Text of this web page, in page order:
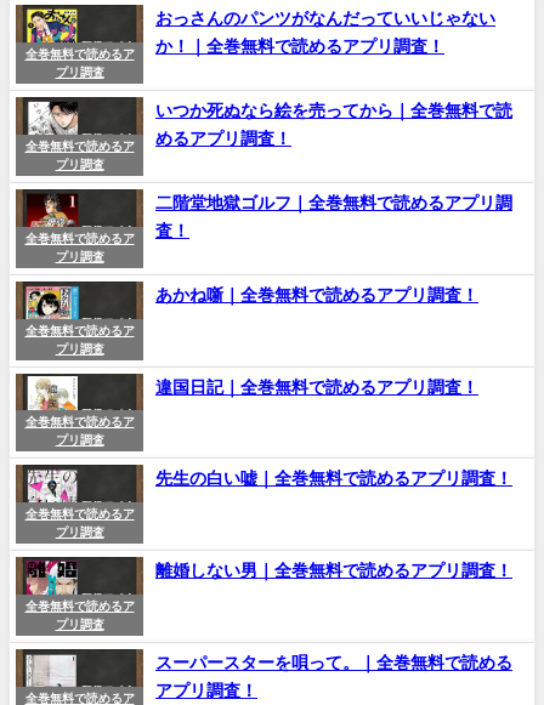
全巻無料で読めるア
プリ調査
おっさんのパンツがなんだっていいじゃない
か！｜全巻無料で読めるアプリ調査！
全巻無料で読めるア
プリ調査
いつか死ぬなら絵を売ってから｜全巻無料で読
めるアプリ調査！
全巻無料で読めるア
プリ調査
二階堂地獄ゴルフ｜全巻無料で読めるアプリ調
査！
全巻無料で読めるア
プリ調査
あかね噺｜全巻無料で読めるアプリ調査！
全巻無料で読めるア
プリ調査
違国日記｜全巻無料で読めるアプリ調査！
全巻無料で読めるア
プリ調査
先生の白い嘘｜全巻無料で読めるアプリ調査！
全巻無料で読めるア
プリ調査
離婚しない男｜全巻無料で読めるアプリ調査！
全巻無料で読めるア
スーパースターを唄って。｜全巻無料で読める
アプリ調査！